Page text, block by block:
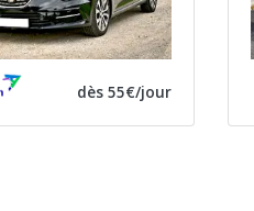
dès 55€/jour